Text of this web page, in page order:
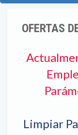
OFERTAS
Limpiar